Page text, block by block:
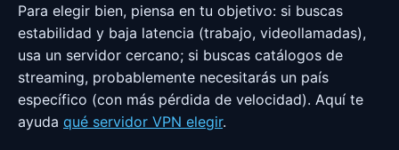
Para elegir bien, piensa en tu objetivo: si buscas
estabilidad y baja latencia (trabajo, videollamadas),
usa un servidor cercano; si buscas catálogos de
streaming, probablemente necesitarás un país
específico (con más pérdida de velocidad). Aquí te
ayuda qué servidor VPN elegir.